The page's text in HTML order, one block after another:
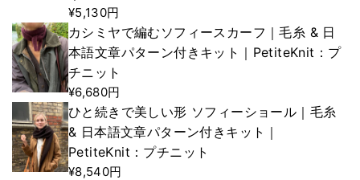
¥5,130円
カシミヤで編むソフィースカーフ｜毛糸 & 日
本語文章パターン付きキット｜PetiteKnit：プ
チニット
¥6,680円
ひと続きで美しい形 ソフィーショール｜毛糸
& 日本語文章パターン付きキット｜
PetiteKnit：プチニット
¥8,540円